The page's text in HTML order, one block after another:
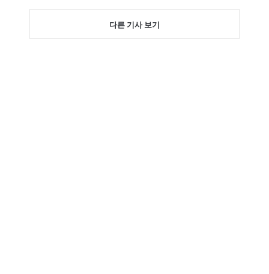
다른 기사 보기